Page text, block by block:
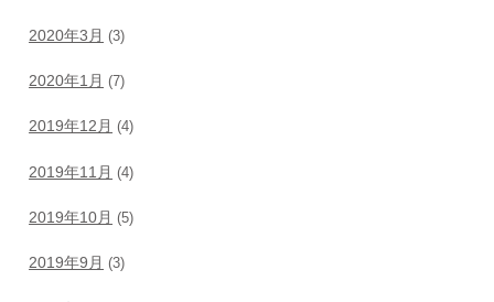
2020年3月 (3)
2020年1月 (7)
2019年12月 (4)
2019年11月 (4)
2019年10月 (5)
2019年9月 (3)